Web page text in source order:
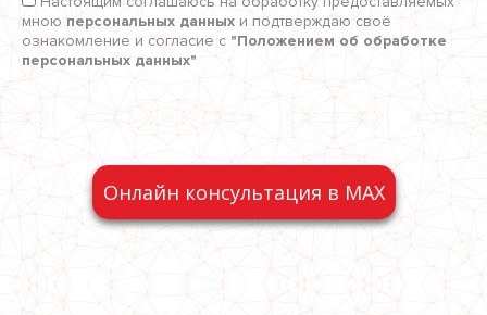
мною персональных данных и подтверждаю своё
ознакомление и согласие с "Положением об обработке
персональных данных"
Онлайн консультация в MAX